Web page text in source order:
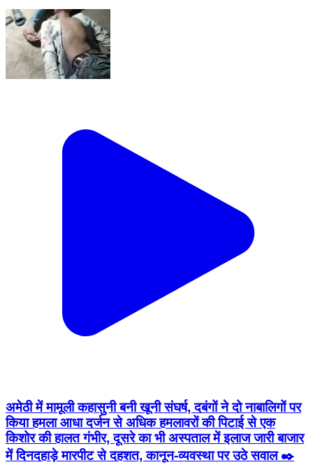
अमेठी में मामूली कहासुनी बनी खूनी संघर्ष, दबंगों ने दो नाबालिगों पर
किया हमला आधा दर्जन से अधिक हमलावरों की पिटाई से एक
किशोर की हालत गंभीर, दूसरे का भी अस्पताल में इलाज जारी बाजार
में दिनदहाड़े मारपीट से दहशत, कानून-व्यवस्था पर उठे सवाल ✒️